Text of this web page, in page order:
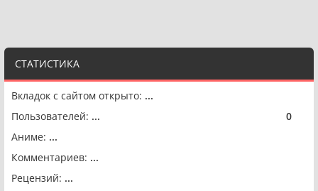
СТАТИСТИКА
Вкладок с сайтом открыто: ...
Пользователей: ... 0
Аниме: ...
Комментариев: ...
Рецензий: ...